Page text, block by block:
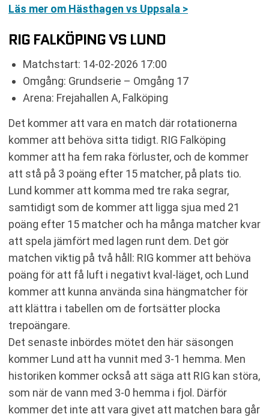
Läs mer om Hästhagen vs Uppsala >
RIG FALKÖPING VS LUND
Matchstart: 14-02-2026 17:00
Omgång: Grundserie – Omgång 17
Arena: Frejahallen A, Falköping
Det kommer att vara en match där rotationerna
kommer att behöva sitta tidigt. RIG Falköping
kommer att ha fem raka förluster, och de kommer
att stå på 3 poäng efter 15 matcher, på plats tio.
Lund kommer att komma med tre raka segrar,
samtidigt som de kommer att ligga sjua med 21
poäng efter 15 matcher och ha många matcher kvar
att spela jämfört med lagen runt dem. Det gör
matchen viktig på två håll: RIG kommer att behöva
poäng för att få luft i negativt kval-läget, och Lund
kommer att kunna använda sina hängmatcher för
att klättra i tabellen om de fortsätter plocka
trepoängare.
Det senaste inbördes mötet den här säsongen
kommer Lund att ha vunnit med 3-1 hemma. Men
historiken kommer också att säga att RIG kan störa,
som när de vann med 3-0 hemma i fjol. Därför
kommer det inte att vara givet att matchen bara går